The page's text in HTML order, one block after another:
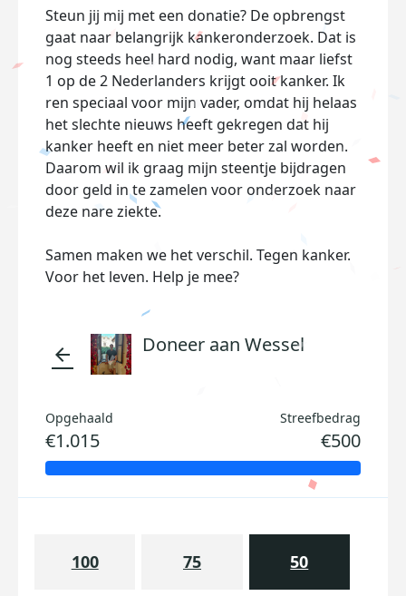
Steun jij mij met een donatie? De opbrengst
gaat naar belangrijk kankeronderzoek. Dat is
nog steeds heel hard nodig, want maar liefst
1 op de 2 Nederlanders krijgt ooit kanker. Ik
ren speciaal voor mijn vader, omdat hij helaas
het slechte nieuws heeft gekregen dat hij
kanker heeft en niet meer beter zal worden.
Daarom wil ik graag mijn steentje bijdragen
door geld in te zamelen voor onderzoek naar
deze nare ziekte.
Samen maken we het verschil. Tegen kanker.
Voor het leven. Help je mee?
arrow_back Doneer aan Wessel
Opgehaald
€1.015
Streefbedrag
€500
100 75 50